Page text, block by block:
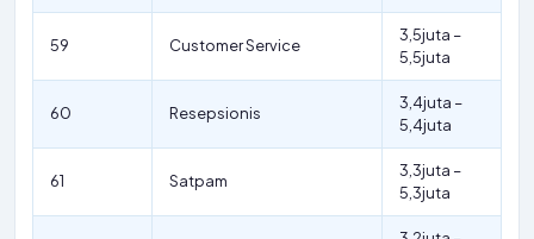
59 Customer Service
3,5juta –
5,5juta
60 Resepsionis
3,4juta –
5,4juta
61 Satpam
3,3juta –
5,3juta